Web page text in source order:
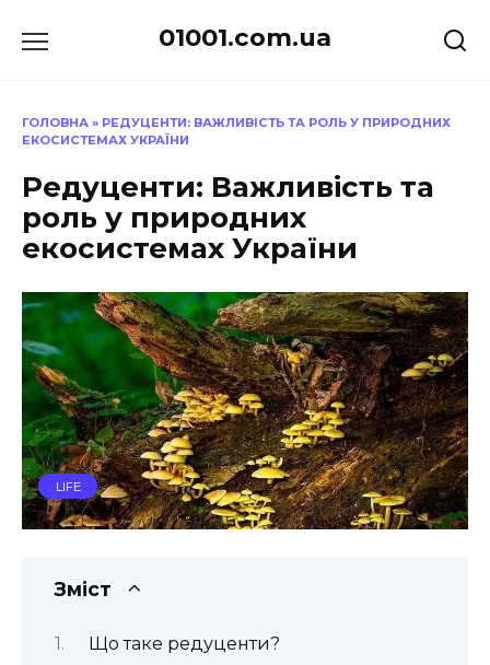
до
01001.com.ua
ГОЛОВНА » РЕДУЦЕНТИ: ВАЖЛИВІСТЬ ТА РОЛЬ У ПРИРОДНИХ
ЕКОСИСТЕМАХ УКРАЇНИ
Редуценти: Важливість та
роль у природних
екосистемах України
LIFE
Зміст
Що таке редуценти?